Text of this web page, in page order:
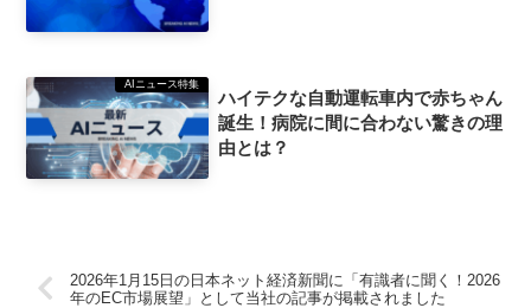
AIニュース特集
ハイテクな自動運転車内で赤ちゃん
誕生！病院に間に合わない驚きの理
由とは？
2026年1月15日の日本ネット経済新聞に「有識者に聞く！2026
年のEC市場展望」として当社の記事が掲載されました